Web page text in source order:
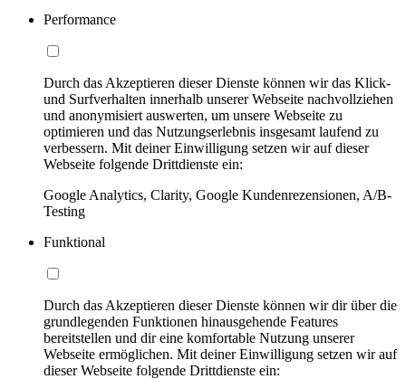
Performance
Durch das Akzeptieren dieser Dienste können wir das Klick-
und Surfverhalten innerhalb unserer Webseite nachvollziehen
und anonymisiert auswerten, um unsere Webseite zu
optimieren und das Nutzungserlebnis insgesamt laufend zu
verbessern. Mit deiner Einwilligung setzen wir auf dieser
Webseite folgende Drittdienste ein:
Google Analytics, Clarity, Google Kundenrezensionen, A/B-
Testing
Funktional
Durch das Akzeptieren dieser Dienste können wir dir über die
grundlegenden Funktionen hinausgehende Features
bereitstellen und dir eine komfortable Nutzung unserer
Webseite ermöglichen. Mit deiner Einwilligung setzen wir auf
dieser Webseite folgende Drittdienste ein: